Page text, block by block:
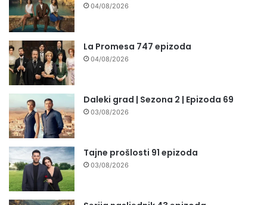
04/08/2026
La Promesa 747 epizoda
04/08/2026
Daleki grad | Sezona 2 | Epizoda 69
03/08/2026
Tajne prošlosti 91 epizoda
03/08/2026